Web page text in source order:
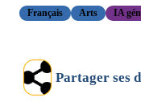
Français
Arts IA
Partager ses